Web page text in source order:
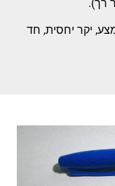
רך).
יקר יחסית, חד